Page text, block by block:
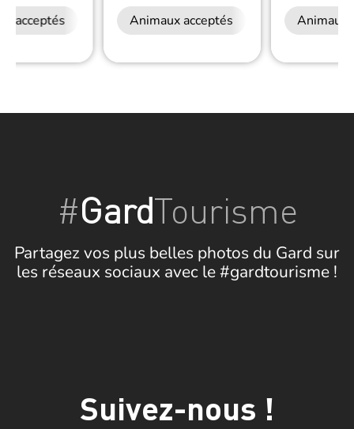
acceptés Animaux acceptés Animaux
#GardTourisme
Partagez vos plus belles photos du Gard sur
les réseaux sociaux avec le #gardtourisme !
Suivez-nous !